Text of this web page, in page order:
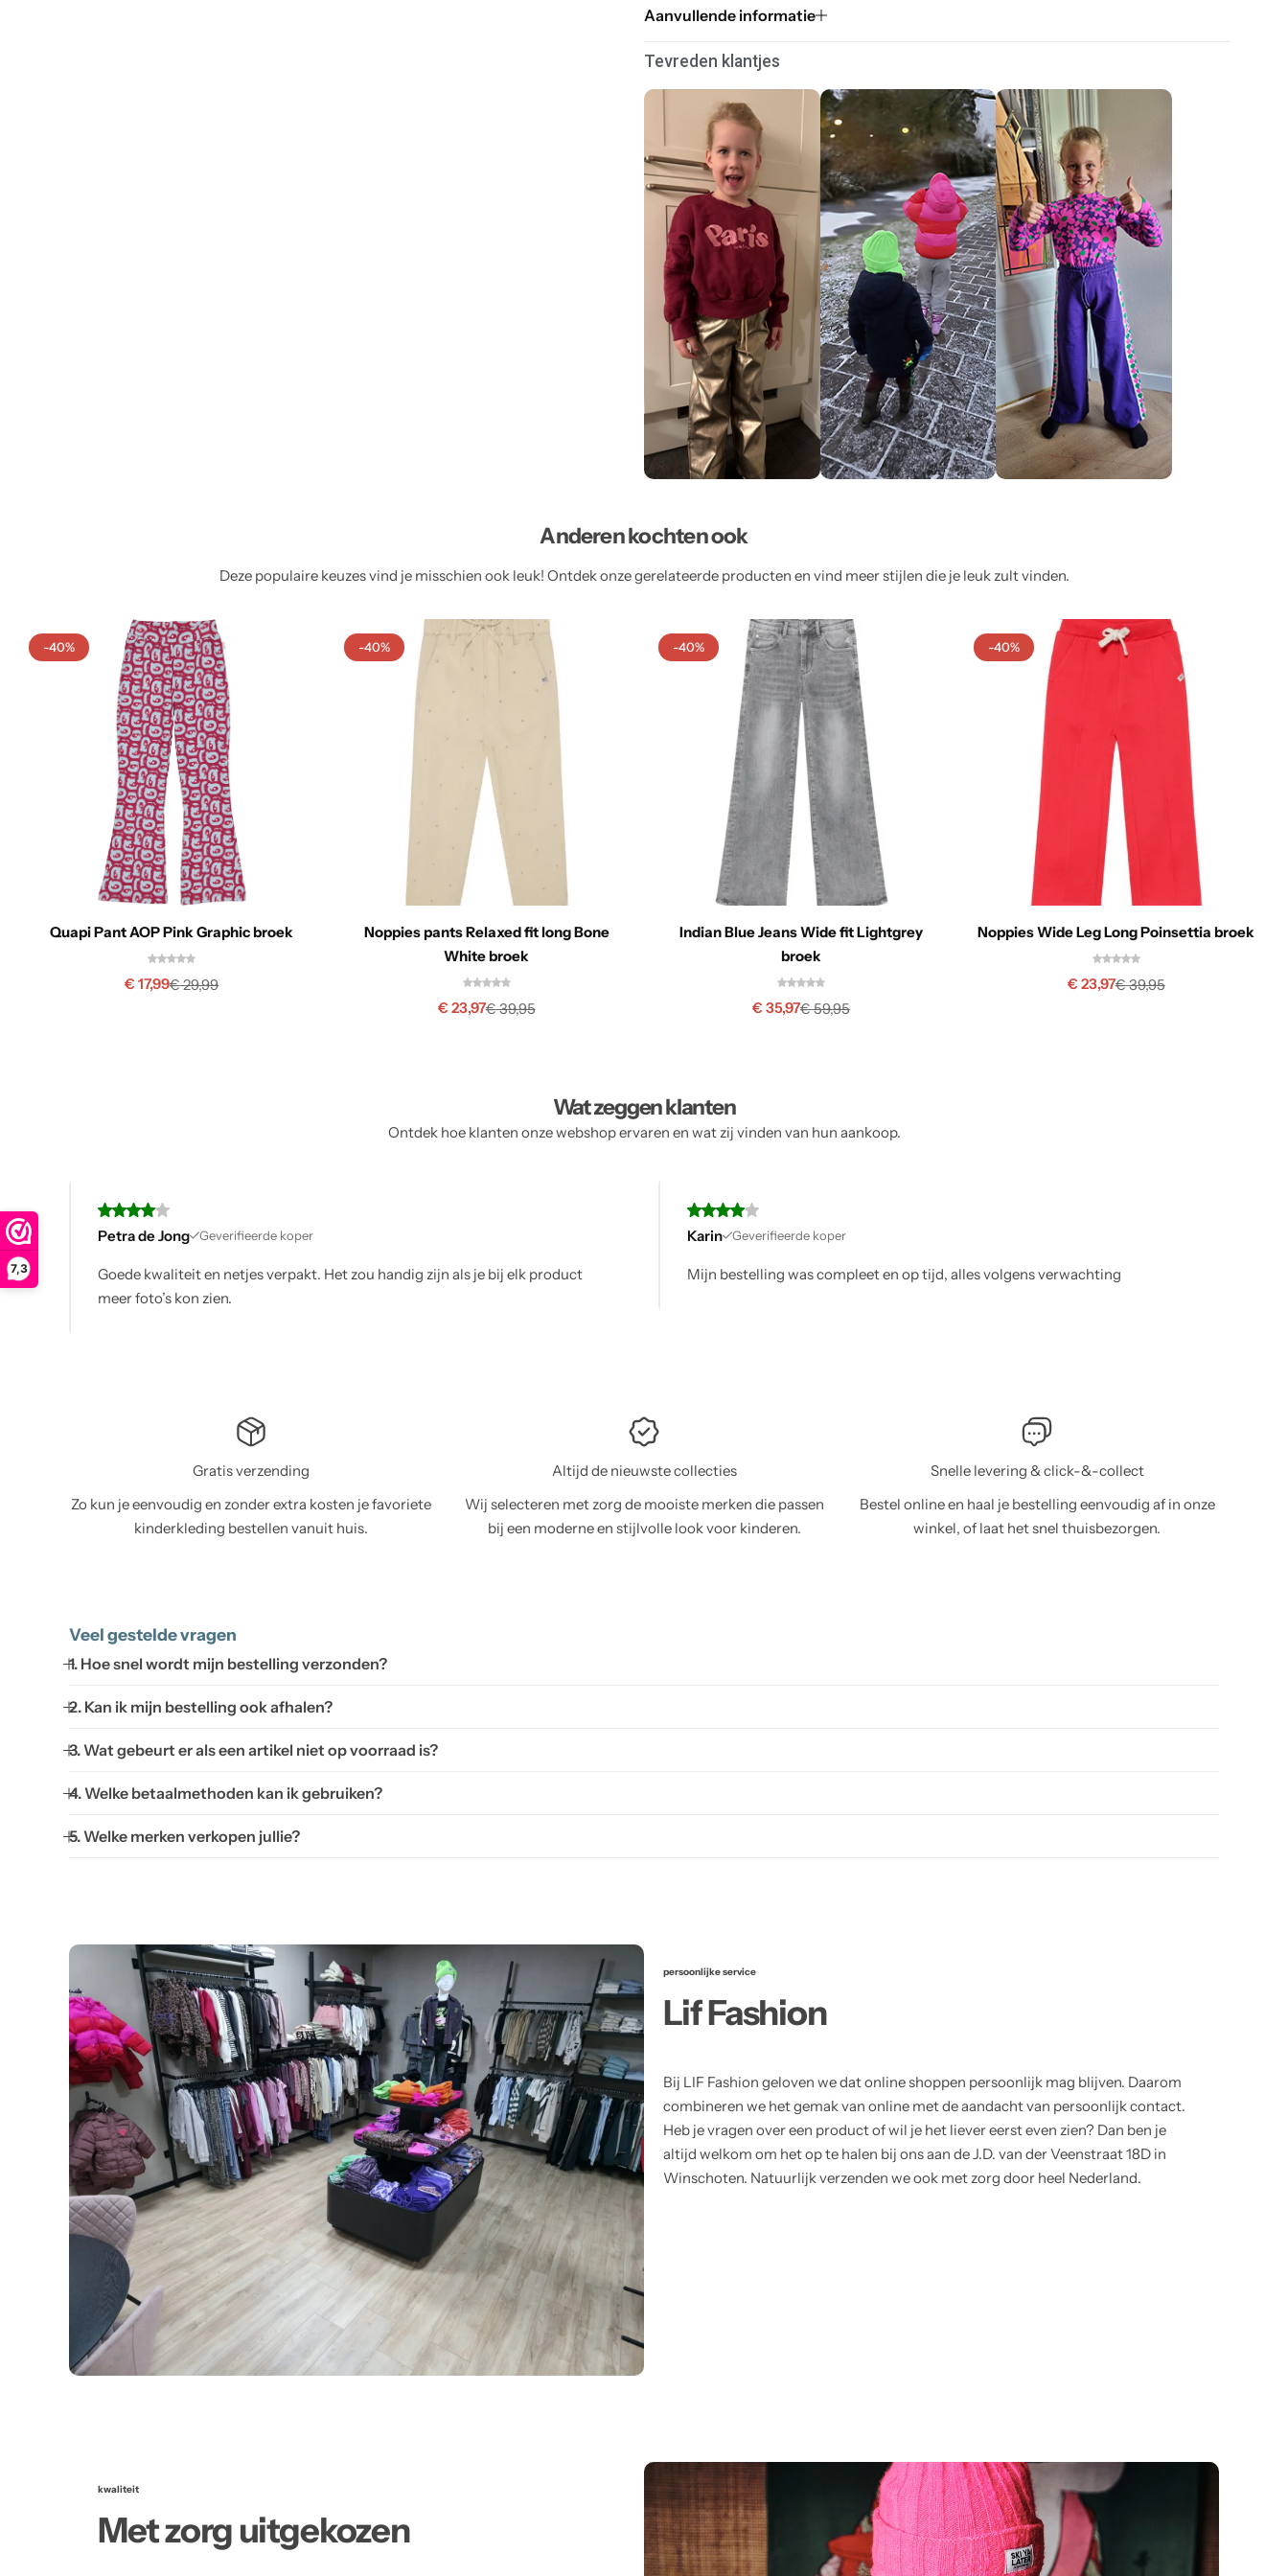
7,3
Aanvullende informatie
Tevreden klantjes
Anderen kochten ook
Deze populaire keuzes vind je misschien ook leuk! Ontdek onze gerelateerde producten en vind meer stijlen die je leuk zult vinden.
-40%
Quapi Pant AOP Pink Graphic broek
€29,99
€ 17,99
-40%
Noppies pants Relaxed fit long Bone
White broek
€39,95
€ 23,97
-40%
Indian Blue Jeans Wide fit Lightgrey
broek
€59,95
€ 35,97
-40%
Noppies Wide Leg Long Poinsettia broek
€39,95
€ 23,97
Wat zeggen klanten
Ontdek hoe klanten onze webshop ervaren en wat zij vinden van hun aankoop.
Petra de Jong Geverifieerde koper
Goede kwaliteit en netjes verpakt. Het zou handig zijn als je bij elk product
meer foto’s kon zien.
Geverifieerde koper
Mijn bestelling was compleet en op tijd, alles volgens verwachting
Gratis verzending
Zo kun je eenvoudig en zonder extra kosten je favoriete
kinderkleding bestellen vanuit huis.
Altijd de nieuwste collecties
Wij selecteren met zorg de mooiste merken die passen
bij een moderne en stijlvolle look voor kinderen.
Snelle levering & click-&-collect
Bestel online en haal je bestelling eenvoudig af in onze
winkel, of laat het snel thuisbezorgen.
Veel gestelde vragen
1. Hoe snel wordt mijn bestelling verzonden?
2. Kan ik mijn bestelling ook afhalen?
3. Wat gebeurt er als een artikel niet op voorraad is?
4. Welke betaalmethoden kan ik gebruiken?
5. Welke merken verkopen jullie?
persoonlijke service
Lif Fashion
Bij LIF Fashion geloven we dat online shoppen persoonlijk mag blijven. Daarom
combineren we het gemak van online met de aandacht van persoonlijk contact.
Heb je vragen over een product of wil je het liever eerst even zien? Dan ben je
altijd welkom om het op te halen bij ons aan de J.D. van der Veenstraat 18D in
Winschoten. Natuurlijk verzenden we ook met zorg door heel Nederland.
kwaliteit
Met zorg uitgekozen